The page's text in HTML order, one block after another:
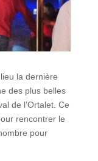
la dernière
des plus belles
de l’Ortalet. Ce
rencontrer le
pour